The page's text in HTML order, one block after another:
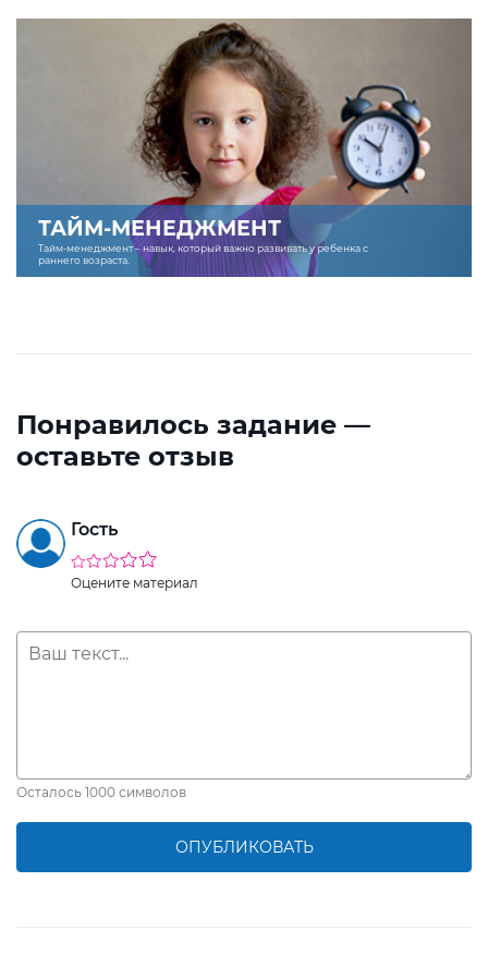
ТАЙМ-МЕНЕДЖМЕНТ
Тайм-менеджмент – навык, который важно развивать у ребенка с
раннего возраста.
Понравилось задание —
оставьте отзыв
Гость
Оцените материал
Осталось 1000 символов
ОПУБЛИКОВАТЬ